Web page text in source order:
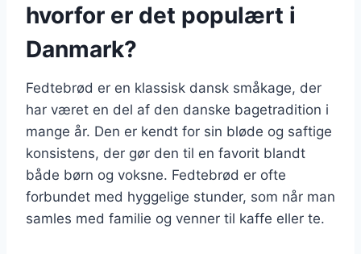
hvorfor er det populært i
Danmark?
Fedtebrød er en klassisk dansk småkage, der
har været en del af den danske bagetradition i
mange år. Den er kendt for sin bløde og saftige
konsistens, der gør den til en favorit blandt
både børn og voksne. Fedtebrød er ofte
forbundet med hyggelige stunder, som når man
samles med familie og venner til kaffe eller te.